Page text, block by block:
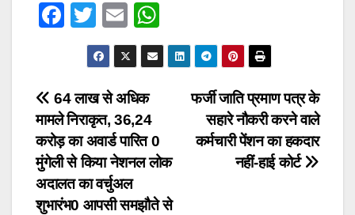
F
e
b
o
o
k
T
wi
tt
er
E
m
ail
h
at
p
Post
navigation
फर्जी जाति प्रमाण पत्र के
सहारे नौकरी करने वाले
कर्मचारी पेंशन का हकदार
नहीं-हाई कोर्ट
64 लाख से अधिक
मामले निराकृत, 36,24
करोड़ का अवार्ड पारित 0
मुंगेली से किया नेशनल लोक
अदालत का वर्चुअल
शुभारंभ0 आपसी समझौते से